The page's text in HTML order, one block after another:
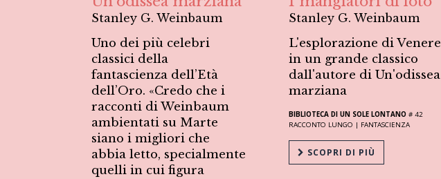
Stanley G. Weinbaum
Uno dei più celebri
classici della
fantascienza dell’Età
dell’Oro. «Credo che i
racconti di Weinbaum
ambientati su Marte
siano i migliori che
abbia letto, specialmente
quelli in cui figura
Stanley G. Weinbaum
L'esplorazione di Venere
in un grande classico
dall'autore di Un'odissea
marziana
BIBLIOTECA DI UN SOLE LONTANO # 42
RACCONTO LUNGO | FANTASCIENZA
SCOPRI DI PIÙ